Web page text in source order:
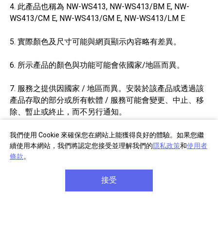
我們使用 Cookie 來確保您在網站上能獲得良好的體驗。如果您繼
續使用本網站，我們將認定您接受並理解我們的隱私政策和使用者
條款。
接受
4. 此產品也稱為 NW-WS413, NW-WS413/BM E, NW-
WS413/CM E, NW-WS413/GM E, NW-WS413/LM E
5. 實際顏色及尺寸可能與網頁顯示內容略有差異。
6. 所示產品的顏色與功能可能會依國家/地區而異。
7. 服務之提供因國家 / 地區而異。安裝於該產品或透過該
產品存取的部分或所有軟體 / 服務可能會變更、中止、移
除、暫止或終止，而不另行通知。
8. 功能與規格時有變更，恕不另行通知。